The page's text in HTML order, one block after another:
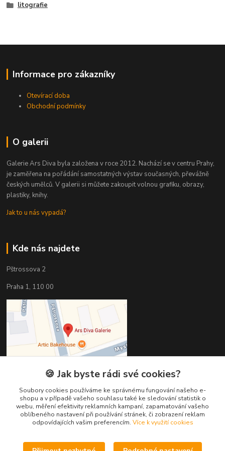
litografie
Informace pro zákazníky
Otevírací doba
Obchodní podmínky
O galerii
Galerie Ars Diva byla založena v roce 2012. Nachází se v centru Prahy,
je zaměřena na pořádání samostatných výstav současných, převážně
českých umělců. V galerii si můžete zakoupit volnou grafiku, obrazy,
plastiky, knihy.
Jak to u nás vypadá?
Kde nás najdete
Pštrossova 2
Praha 1, 110 00
Kontakty
Věra Hédervári
🍪 Jak byste rádi své cookies?
Soubory cookies používáme ke správnému fungování našeho e-
shopu a v případě vašeho souhlasu také ke sledování statistik o
webu, měření efektivity reklamních kampaní, zapamatování vašeho
oblíbeného nastavení při používání stránek, či zobrazení reklam
odpovídajících vašim preferencím. Více k využití cookies